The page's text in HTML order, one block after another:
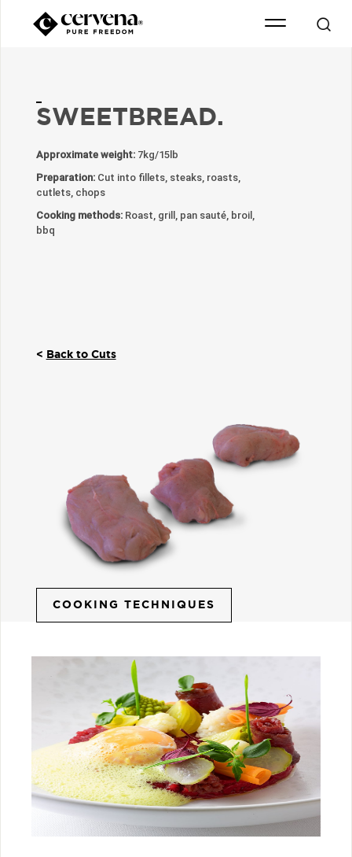
SWEETBREAD.
Approximate weight:7kg/15lb
Preparation:Cut into fillets, steaks, roasts,
cutlets, chops
Cooking methods:Roast, grill, pan sauté, broil,
bbq
< Back to Cuts
COOKING TECHNIQUES